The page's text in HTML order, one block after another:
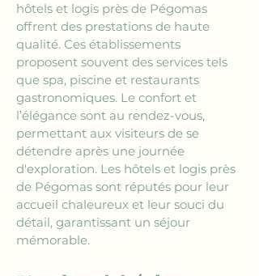
hôtels et logis près de Pégomas
offrent des prestations de haute
qualité. Ces établissements
proposent souvent des services tels
que spa, piscine et restaurants
gastronomiques. Le confort et
l’élégance sont au rendez-vous,
permettant aux visiteurs de se
détendre après une journée
d'exploration. Les hôtels et logis près
de Pégomas sont réputés pour leur
accueil chaleureux et leur souci du
détail, garantissant un séjour
mémorable.